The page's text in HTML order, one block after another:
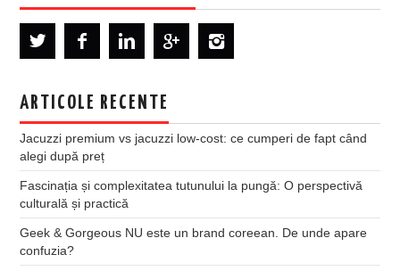
ARTICOLE RECENTE
Jacuzzi premium vs jacuzzi low-cost: ce cumperi de fapt când
alegi după preț
Fascinația și complexitatea tutunului la pungă: O perspectivă
culturală și practică
Geek & Gorgeous NU este un brand coreean. De unde apare
confuzia?